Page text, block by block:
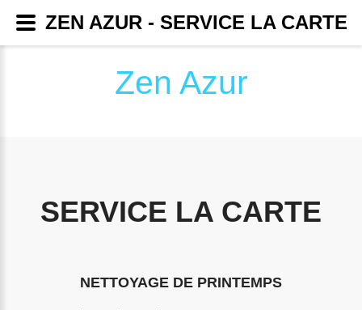
Zen Azur
SERVICE LA CARTE
NETTOYAGE DE PRINTEMPS
ZEN AZUR - SERVICE LA CARTE